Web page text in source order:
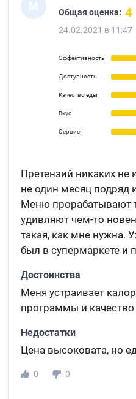
М Общая оценка: 4
24.02.2021 в 11:47
Эффективность
Доступность
Качество еды
Вкус
Сервис
Претензий никаких
не один месяц подряд
Меню прорабатывают
удивляют чем-то
такая, как мне нужна.
был в супермаркете и
Достоинства
Меня устраивает
программы и
Недостатки
Цена высоковата, но
0
0